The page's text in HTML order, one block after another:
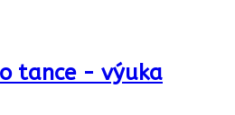
tance - výuka